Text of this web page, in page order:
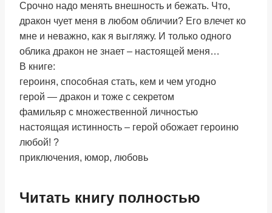
Срочно надо менять внешность и бежать. Что,
дракон чует меня в любом обличии? Его влечет ко
мне и неважно, как я выгляжу. И только одного
облика дракон не знает – настоящей меня…
В книге:
героиня, способная стать, кем и чем угодно
герой — дракон и тоже с секретом
фамильяр с множественной личностью
настоящая истинность – герой обожает героиню
любой! ?
приключения, юмор, любовь
Читать книгу полностью